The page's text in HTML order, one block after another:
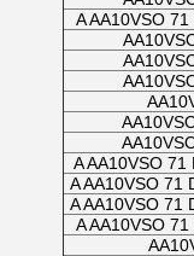
A AA10VSO
A AA10VSO
A AA10VSO 71
A AA10VSO 71
A AA10VSO